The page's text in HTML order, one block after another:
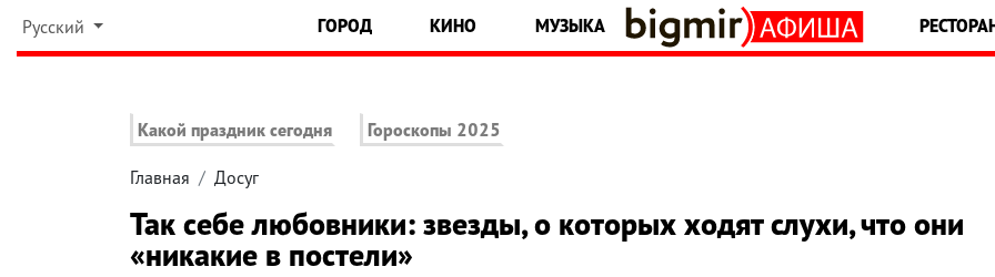
Русский ГОРОД КИНО МУЗЫКА
Какой праздник сегодня Гороскопы 2025
Главная Досуг
Так себе любовники: звезды, о которых ходят слухи, что они
«никакие в постели»